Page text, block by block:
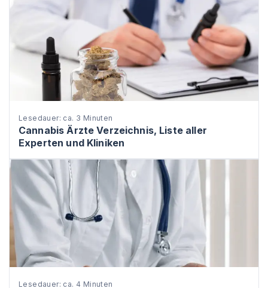
Lesedauer: ca. 3 Minuten
Cannabis Ärzte Verzeichnis, Liste aller
Experten und Kliniken
Lesedauer: ca. 4 Minuten